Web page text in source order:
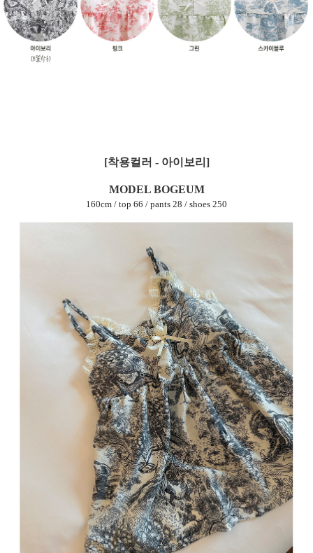
[착용컬러 - 아이보리]
MODEL BOGEUM
160cm / top 66 / pants 28 / shoes 250